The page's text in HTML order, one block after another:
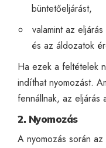
büntetőeljárást,
valamint az
és az áldozatok
Ha ezek a feltételek
indíthat nyomozást.
fennállnak, az eljárás
2. Nyomozás
A nyomozás során